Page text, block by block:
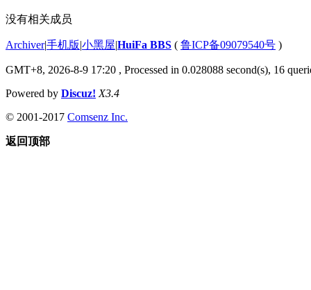
没有相关成员
Archiver|手机版|小黑屋|HuiFa BBS ( 鲁ICP备09079540号 )
GMT+8, 2026-8-9 17:20 , Processed in 0.028088 second(s), 16
Powered by Discuz! X3.4
© 2001-2017 Comsenz Inc.
返回顶部